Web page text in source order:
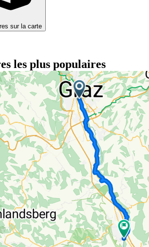
sur la carte
les plus populaires